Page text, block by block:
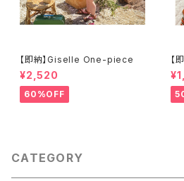
【即納】Giselle One-piece
¥2,520
60%OFF
【
ス
CATEGORY